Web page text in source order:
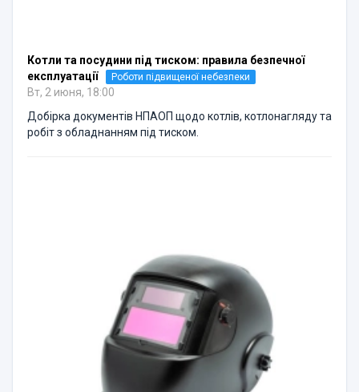
Котли та посудини під тиском: правила безпечної
експлуатації
Роботи підвищеної небезпеки
Вт, 2 июня, 18:00
Добірка документів НПАОП щодо котлів, котлонагляду та
робіт з обладнанням під тиском.